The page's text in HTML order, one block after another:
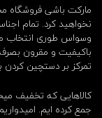
مارکت باشی فروشگاه
نخواهید کرد. تمام
وسواس طوری انتخاب
باکیفیت و مقرون
تمرکز بر دستچین کردن
کالاهایی که تخفیف
جمع کرده ایم.